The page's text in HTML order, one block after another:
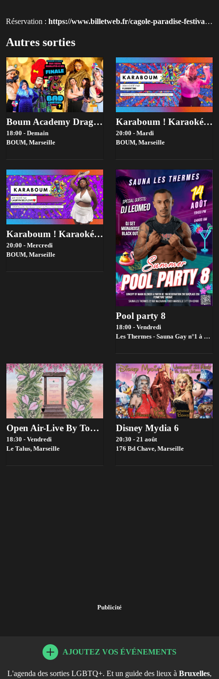
Réservation : https://www.billetweb.fr/cagole-paradise-festival1?utm_source=qluvis.com
Autres sorties
Boum Academy Drag Contest 2026 - Bad Contest-Tiers …
18:00 - Demain
BOUM, Marseille
Karaboum ! Karaoké Hosté Par Flémentine
20:00 - Mardi
BOUM, Marseille
Karaboum ! Karaoké Hosté Par Lauryn Selflove
20:00 - Mercredi
BOUM, Marseille
Pool party 8
18:00 - Vendredi
Les Thermes - Sauna Gay n°1 à Marseille,
Open Air-Live By Toupie Sound X Slowmow
18:30 - Vendredi
Le Talus, Marseille
Disney Mydia 6
20:30 - 21 août
176 Bd Chave, Marseille
Publicité
AJOUTEZ VOS ÉVÉNEMENTS
L'agenda des sorties LGBTQ+. Et un guide des lieux à Bruxelles,